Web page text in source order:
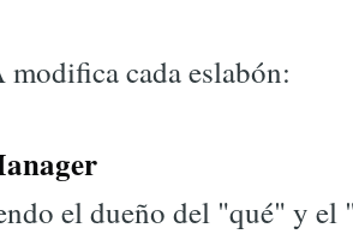
cada eslabón:
el dueño del "qué" y el